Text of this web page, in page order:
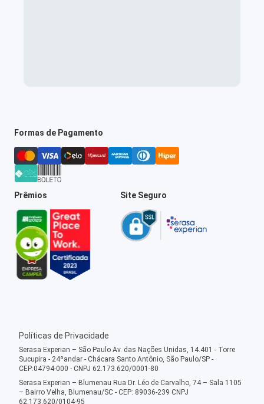
Formas de Pagamento
Prêmios Site Seguro
Políticas de Privacidade
Serasa Experian – São Paulo Av. das Nações Unidas, 14.401 - Torre
Sucupira - 24ºandar - Chácara Santo Antônio, São Paulo/SP -
CEP:04794-000 - CNPJ 62.173.620/0001-80
Serasa Experian – Blumenau Rua Dr. Léo de Carvalho, 74 – Sala 1105
– Bairro Velha, Blumenau/SC - CEP: 89036-239 CNPJ
62.173.620/0104-95